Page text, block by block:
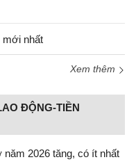
mới nhất
Xem thêm
ĐỘNG-TIỀN
2026 tăng, có ít nhất